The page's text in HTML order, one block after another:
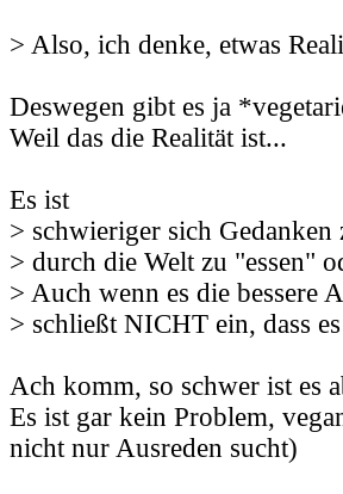
> Also, ich denke, etwas
Deswegen gibt es ja
Weil das die Realität ist...
Es ist
> schwieriger sich
> durch die Welt zu "essen"
> Auch wenn es die bessere
> schließt NICHT ein, dass
Ach komm, so schwer ist es
Es ist gar kein Problem,
nicht nur Ausreden sucht)